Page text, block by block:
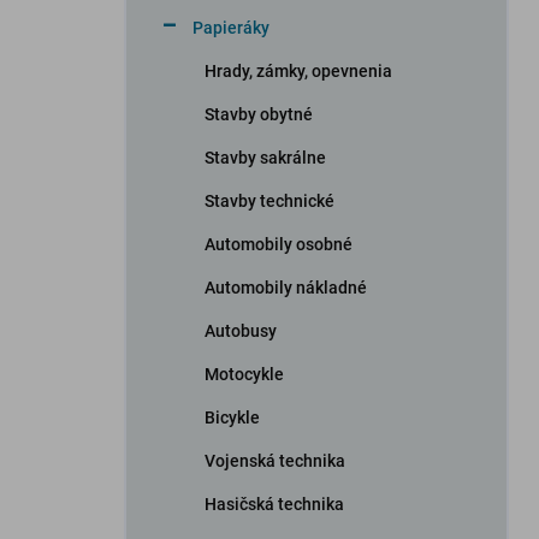
Papieráky
Hrady, zámky, opevnenia
Stavby obytné
Stavby sakrálne
Stavby technické
Automobily osobné
Automobily nákladné
Autobusy
Motocykle
Bicykle
Vojenská technika
Hasičská technika